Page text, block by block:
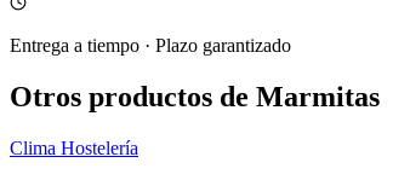
Entrega a tiempo · Plazo garantizado
Otros productos de Marmitas
Clima Hostelería